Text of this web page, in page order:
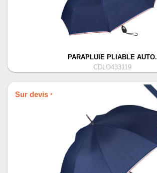
PARAPLUIE PLIABLE AUTO.
CDLO433119
Sur devis *